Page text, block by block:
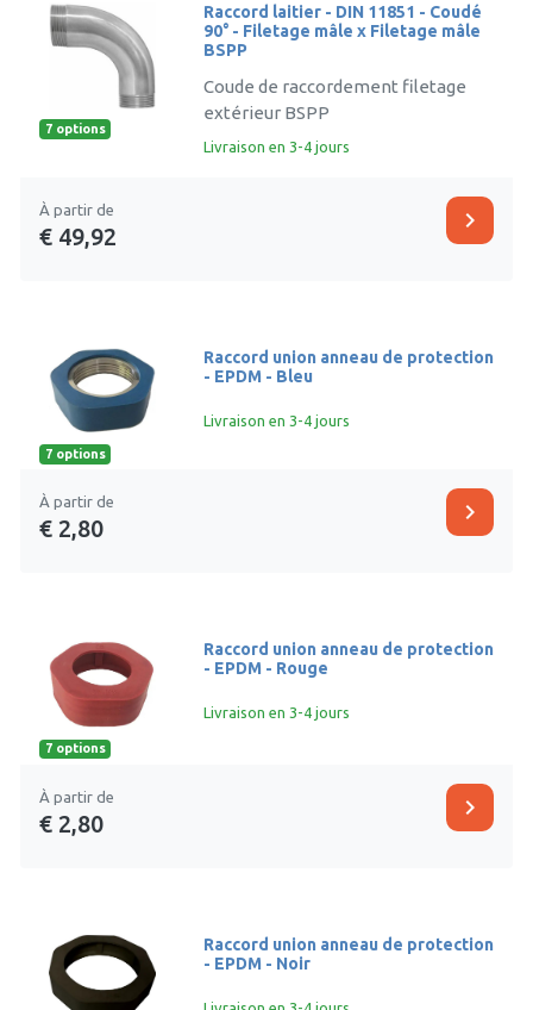
7 options
Raccord laitier - DIN 11851 - Coudé
90° - Filetage mâle x Filetage mâle
BSPP
Coude de raccordement filetage
extérieur BSPP
Livraison en 3-4 jours
À partir de
€ 49,92
chevron_right
7 options
Raccord union anneau de protection
- EPDM - Bleu
Livraison en 3-4 jours
À partir de
€ 2,80
chevron_right
7 options
Raccord union anneau de protection
- EPDM - Rouge
Livraison en 3-4 jours
À partir de
€ 2,80
chevron_right
Raccord union anneau de protection
- EPDM - Noir